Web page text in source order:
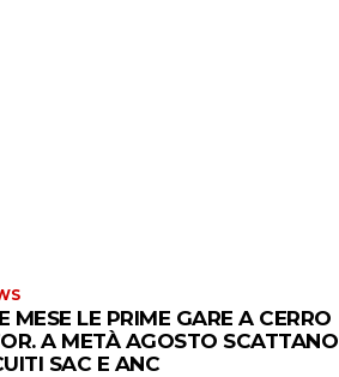
MESE LE PRIME GARE A CERRO
A METÀ AGOSTO SCATTANO
SAC E ANC